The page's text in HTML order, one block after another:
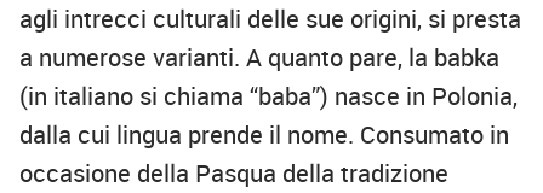
agli intrecci culturali delle sue origini, si presta
a numerose varianti. A quanto pare, la babka
(in italiano si chiama “baba”) nasce in Polonia,
dalla cui lingua prende il nome. Consumato in
occasione della Pasqua della tradizione